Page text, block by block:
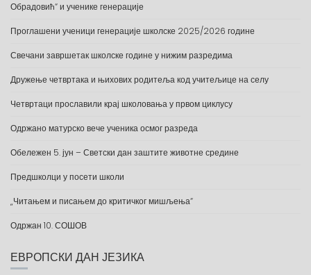
Обрадовић“ и ученике генерације
Проглашени ученици генерације школске 2025/2026 године
Свечани завршетак школске године у нижим разредима
Дружење четвртака и њихових родитеља код учитељице на селу
Четвртаци прославили крај школовања у првом циклусу
Одржано матурско вече ученика осмог разреда
Обележен 5. јун – Светски дан заштите животне средине
Предшколци у посети школи
„Читањем и писањем до критичког мишљења“
Одржан 10. СОШОВ
ЕВРОПСКИ ДАН ЈЕЗИКА